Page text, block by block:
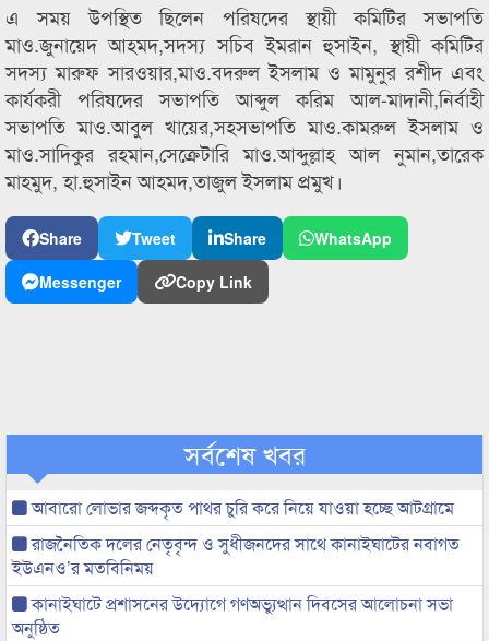
এ সময় উপস্থিত ছিলেন পরিষদের স্থায়ী কমিটির সভাপতি
মাও.জুনায়েদ আহমদ,সদস্য সচিব ইমরান হুসাইন, স্থায়ী কমিটির
সদস্য মারুফ সারওয়ার,মাও.বদরুল ইসলাম ও মামুনুর রশীদ এবং
কার্যকরী পরিষদের সভাপতি আব্দুল করিম আল-মাদানী,নির্বাহী
সভাপতি মাও.আবুল খায়ের‍,সহসভাপতি মাও.কামরুল ইসলাম ও
মাও.সাদিকুর রহমান,সেক্রেটারি মাও.আব্দুল্লাহ আল নুমান,তারেক
মাহমুদ, হা.হুসাইন আহমদ,তাজুল ইসলাম প্রমুখ।
Share Tweet Share
WhatsApp
Messenger
Copy Link
সর্বশেষ খবর
আবারো লোভার জব্দকৃত পাথর চুরি করে নিয়ে যাওয়া হচ্ছে আটগ্রামে
রাজনৈতিক দলের নেতৃবৃন্দ ও সুধীজনদের সাথে কানাইঘাটের নবাগত
ইউএনও’র মতবিনিময়
কানাইঘাটে প্রশাসনের উদ্যোগে গণঅভ্যুত্থান দিবসের আলোচনা সভা
অনুষ্ঠিত